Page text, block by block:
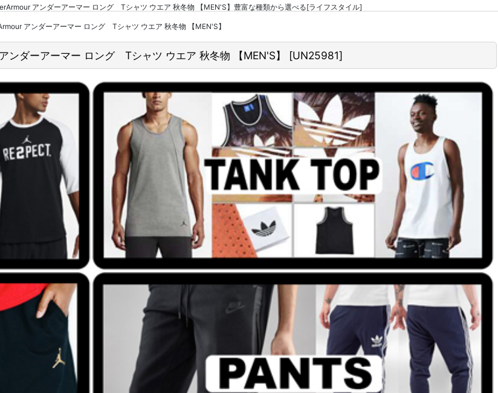
アンダーアーマー ロング Tシャツ ウエア 秋冬物 【MEN'S】豊富な種類から選べる[ライフスタイル]
アンダーアーマー ロング Tシャツ ウエア 秋冬物 【MEN'S】
ダーアーマー ロング Tシャツ ウエア 秋冬物 【MEN'S】 [UN25981]